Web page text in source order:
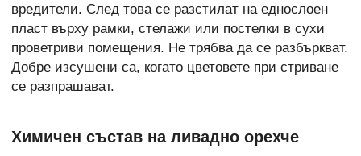
вредители. След това се разстилат на еднослоен
пласт върху рамки, стелажи или постелки в сухи
проветриви помещения. Не трябва да се разбъркват.
Добре изсушени са, когато цветовете при стриване
се разпрашават.
Химичен състав на ливадно орехче